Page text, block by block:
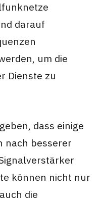
darauf
um die
Dienste zu
dass einige
nach besserer
können nicht nur
die